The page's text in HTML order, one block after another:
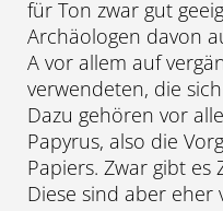
für Ton zwar gut
Archäologen davon
A vor allem auf
verwendeten, die
Dazu gehören vor
Papyrus, also die
Papiers. Zwar gibt es
Diese sind aber eher